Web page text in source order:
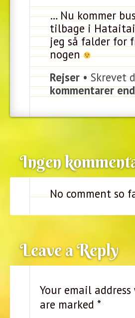
… Nu kommer
tilbage i
jeg så falder for
nogen
Rejser• Skrevet
kommentarer
Ingen
No comment so
Leave a Reply
Your email
are marked *